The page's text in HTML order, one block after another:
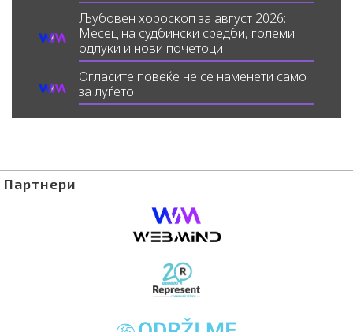
Љубовен хороскоп за август 2026:
Месец на судбински средби, големи
одлуки и нови почетоци
Огласите повеќе не се наменети само
за луѓето
Партнери